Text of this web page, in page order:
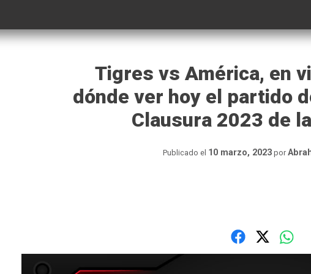
Tigres vs América, en
dónde ver hoy el partido
Clausura 2023 de
Publicado el 10 marzo, 2023 por